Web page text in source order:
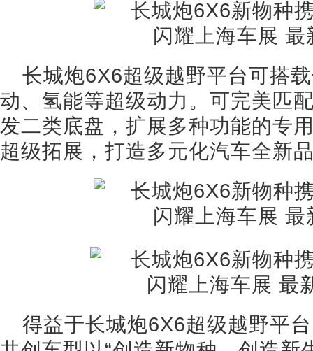
长城炮6X6超级越野平台可搭
动、氢能等超级动力。可完美匹
发二类底盘，扩展多种功能的专
超级拓展，打造多元化汽车全新
得益于长城炮6X6超级越野平